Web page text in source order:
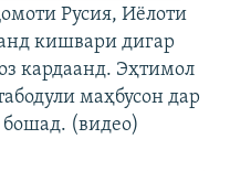
Русия, Иёлоти
кишвари дигар
кардаанд. Эҳтимол
маҳбусон дар
бошад. (видео)